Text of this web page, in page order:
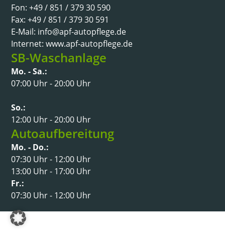
Fon: +49 / 851 / 379 30 590
Fax: +49 / 851 / 379 30 591
E-Mail: info@apf-autopflege.de
Internet: www.apf-autopflege.de
SB-Waschanlage
Mo. - Sa.:
07:00 Uhr - 20:00 Uhr
So.:
12:00 Uhr - 20:00 Uhr
Autoaufbereitung
Mo. - Do.:
07:30 Uhr - 12:00 Uhr
13:00 Uhr - 17:00 Uhr
Fr.:
07:30 Uhr - 12:00 Uhr